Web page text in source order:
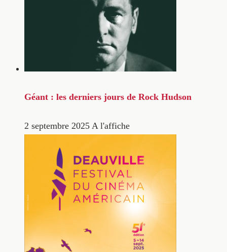
Géant : les derniers jours de Rock Hudson
2 septembre 2025 A l'affiche